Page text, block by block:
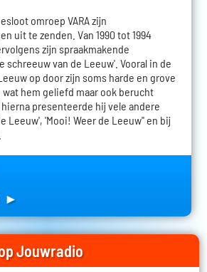
omroep VARA zijn
uit te zenden. Van 1990 tot 1994
zijn spraakmakende
schreeuw van de Leeuw'. Vooral in de
op door zijn soms harde en grove
hem geliefd maar ook berucht
presenteerde hij vele andere
Leeuw', 'Mooi! Weer de Leeuw'' en bij
►
Jouwradio